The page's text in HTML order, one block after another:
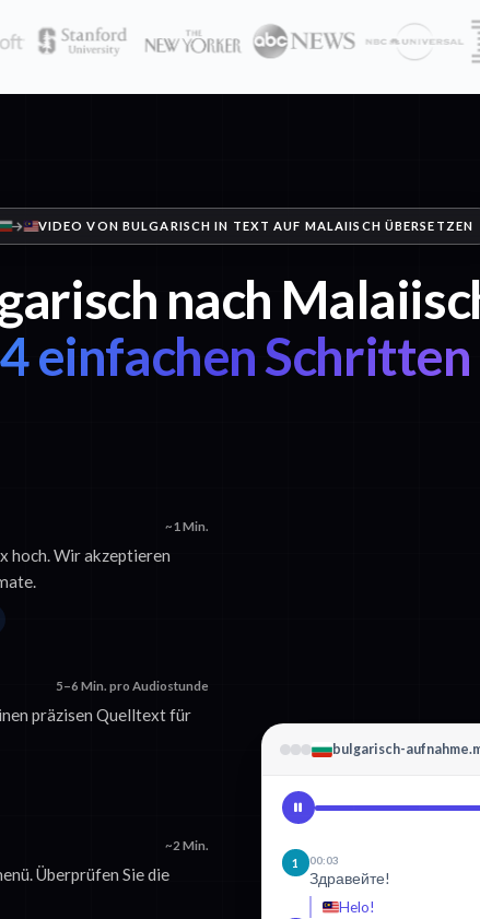
VIDEO VON BULGARISCH IN TEXT AUF MALAIISCH ÜBERSETZEN
nach
4 einfachen Schritten
~1 Min.
hoch. Wir akzeptieren
5–6 Min. pro Audiostunde
präzisen Quelltext für
~2 Min.
Überprüfen Sie die
bulgarisch-
1 00:03
Здравейте!
Helo!